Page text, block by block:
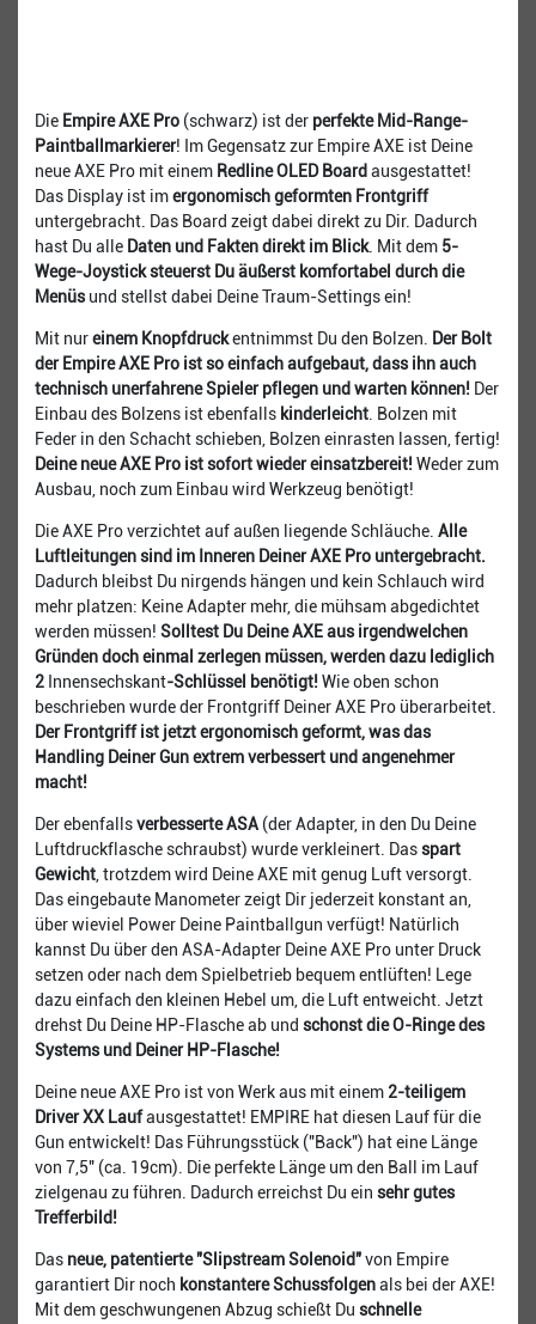
Die Empire AXE Pro (schwarz) ist der perfekte Mid-Range-
Paintballmarkierer! Im Gegensatz zur Empire AXE ist Deine
neue AXE Pro mit einem Redline OLED Board ausgestattet!
Das Display ist imergonomisch geformten Frontgriff
untergebracht. Das Board zeigt dabei direkt zu Dir. Dadurch
hast Du alle Daten und Fakten direkt im Blick. Mit dem 5-
Wege-Joystick steuerst Du äußerst komfortabel durch die
Menüsund stellst dabei Deine Traum-Settings ein!
Mit nureinem Knopfdruckentnimmst Du den Bolzen.
Der Bolt
der Empire AXE Pro ist so einfach aufgebaut, dass ihn auch
technisch unerfahrene Spieler pflegen und warten können! Der
Einbau des Bolzens ist ebenfalls kinderleicht . Bolzen mit
Feder in den Schacht schieben, Bolzen einrasten lassen, fertig!
Deine neue AXE Pro ist sofort wieder einsatzbereit! Weder zum
Ausbau, noch zum Einbau wird Werkzeug benötigt!
Die AXE Pro verzichtet auf außen liegende Schläuche. Alle
Luftleitungen sind im Inneren Deiner AXE Pro untergebracht.
Dadurch bleibst Du nirgends hängen und kein Schlauch wird
mehr platzen: Keine Adapter mehr, die mühsam abgedichtet
werden müssen! Solltest Du Deine AXE aus irgendwelchen
Gründen doch einmal zerlegen müssen, werden dazu lediglich
2 Innensechskant-Schlüssel benötigt! Wie oben schon
beschrieben wurde der Frontgriff Deiner AXE Pro überarbeitet.
Der Frontgriff ist jetzt ergonomisch geformt, was das
Handling Deiner Gun extrem verbessert und angenehmer
macht!
Der ebenfallsverbesserte ASA (der Adapter, in den Du Deine
Luftdruckflasche schraubst) wurde verkleinert. Dasspart
Gewicht , trotzdem wird Deine AXE mit genug Luft versorgt.
Das eingebaute Manometer zeigt Dir jederzeit konstant an,
über wieviel Power Deine Paintballgun verfügt! Natürlich
kannst Du über den ASA-Adapter Deine AXE Pro unter Druck
setzen oder nach dem Spielbetrieb bequem entlüften! Lege
dazu einfach den kleinen Hebel um, die Luft entweicht. Jetzt
drehst Du Deine HP-Flasche ab und schonst die O-Ringe des
Systems und Deiner HP-Flasche!
Deine neue AXE Pro ist von Werk aus mit einem 2-teiligem
Driver XX Laufausgestattet! EMPIRE hat diesen Lauf für die
Gun entwickelt! Das Führungsstück ("Back") hat eine Länge
von 7,5" (ca. 19cm). Die perfekte Länge um den Ball im Lauf
zielgenau zu führen. Dadurch erreichst Du ein sehr gutes
Trefferbild!
Das neue, patentierte "Slipstream Solenoid"von Empire
garantiert Dir noch konstantere Schussfolgenals bei der AXE!
Mit dem geschwungenen Abzug schießt Du schnelle